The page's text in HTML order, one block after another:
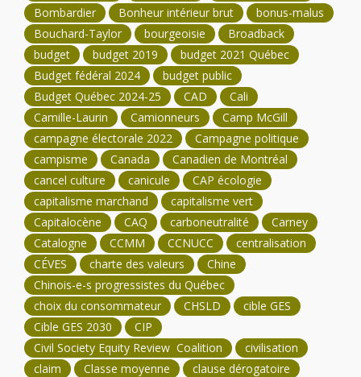
Bombardier
Bonheur intérieur brut
bonus-malus
Bouchard-Taylor
bourgeoisie
Broadback
budget
budget 2019
budget 2021 Québec
Budget fédéral 2024
budget public
Budget Québec 2024-25
CAD
Cali
Camille-Laurin
Camionneurs
Camp McGill
campagne électorale 2022
Campagne politique
campisme
Canada
Canadien de Montréal
cancel culture
canicule
CAP écologie
capitalisme marchand
capitalisme vert
Capitalocène
CAQ carboneutralité
Carney
Catalogne
CCMM CCNUCC
centralisation
CÉVES
charte des valeurs
Chine
Chinois-e-s progressistes du Québec
choix du consommateur
CHSLD
cible GES
Cible GES 2030
CIP
Civil Society Equity Review Coalition
civilisation
claim
Classe moyenne
clause dérogatoire